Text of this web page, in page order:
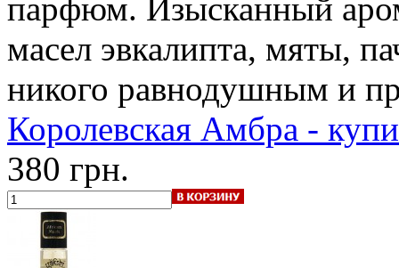
парфюм. Изысканный
масел эвкалипта, мяты,
никого равнодушным и
Королевская Амбра -
380 грн.